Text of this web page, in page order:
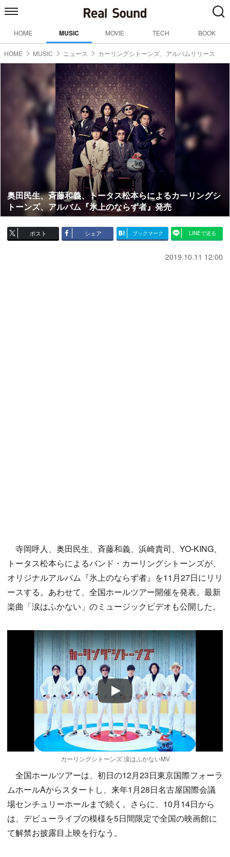
HOME MUSIC MOVIE TECH BOOK
HOME MUSIC ニュース カーリングシトーンズ、アルバムリリース
奥田民生、斉藤和義、トータス松本らによるカーリングシ
トーンズ、アルバム『氷上のならず者』発売
ポスト シェア ブックマーク LINEで送る
2019.10.11 12:00
寺岡呼人、奥田民生、斉藤和義、浜崎貴司、YO-KING、
トータス松本らによるバンド・カーリングシトーンズが、
オリジナルアルバム『氷上のならず者』を11月27日にリリ
ースする。あわせて、全国ホールツアー開催を発表。最新
楽曲「涙はふかない」のミュージックビデオも公開した。
Play
カーリングシトーンズ 涙はふかないMV
全国ホールツアーは、初日の12月23日東京国際フォーラ
ムホールAからスタートし、来年1月28日名古屋国際会議
場センチュリーホールまで続く。さらに、10月14日から
は、デビューライブの模様を5日間限定で全国の映画館に
て解禁お披露目上映を行なう。